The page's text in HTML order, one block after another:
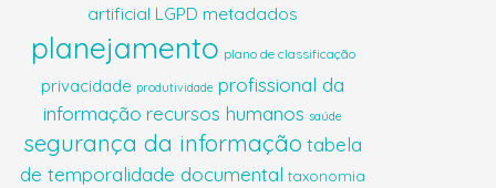
artificial LGPD metadados
planejamento plano de classificação
privacidade produtividade profissional da
informação recursos humanos saúde
segurança da informação tabela
de temporalidade documental taxonomia